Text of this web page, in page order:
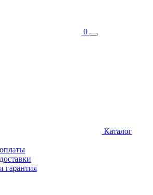
0
Каталог
гарантия